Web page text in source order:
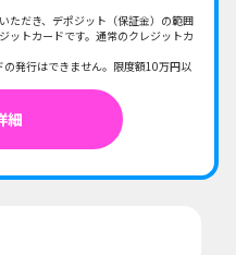
ただき、デポジット（保証金）の範囲
ットカードです。通常のクレジットカ
発行はできません。限度額10万円以
細